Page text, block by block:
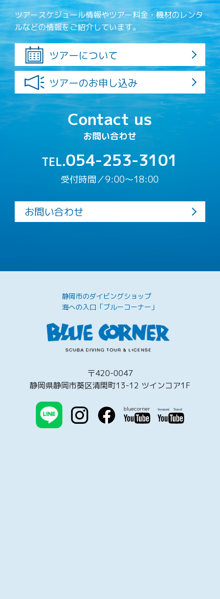
ツアースケジュール情報やツアー料金・機材のレンタ
ルなどの情報をご紹介しています。
ツアーについて
ツアーのお申し込み
Contact us
お問い合わせ
TEL.054-253-3101
受付時間／9:00〜18:00
お問い合わせ
静岡市のダイビングショップ
海への入口「ブルーコーナー」
〒420-0047
静岡県静岡市葵区清閑町13-12 ツインコア1F